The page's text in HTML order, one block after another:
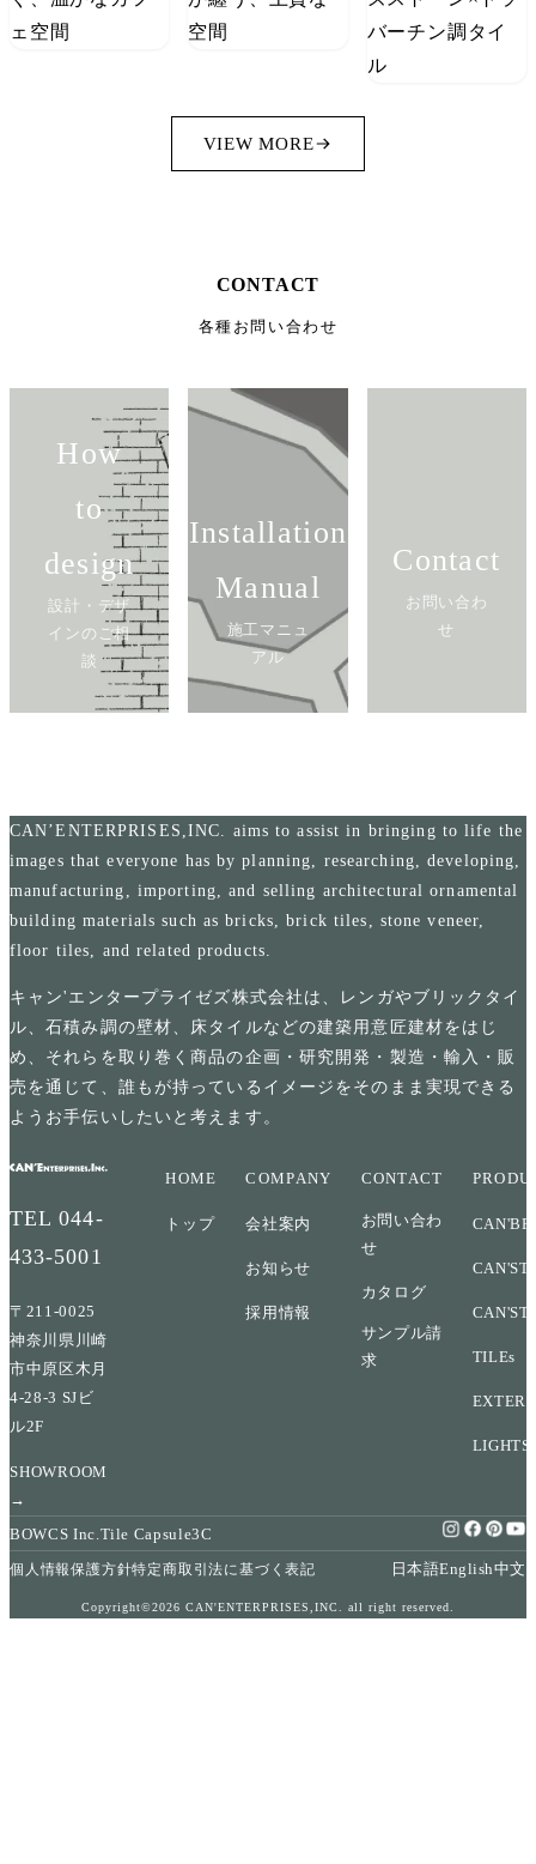
VIEW MORE
CONTACT
各種お問い合わせ
How
to
design
設計・デザ
インのご相
談
Installation
Manual
施工マニュ
アル
Contact
お問い合わ
せ
CAN’ENTERPRISES,INC. aims to assist in bringing to life the
images that everyone has by planning, researching, developing,
manufacturing, importing, and selling architectural ornamental
building materials such as bricks, brick tiles, stone veneer,
floor tiles, and related products.
キャン'エンタープライゼズ株式会社は、レンガやブリックタイ
ル、石積み調の壁材、床タイルなどの建築用意匠建材をはじ
め、それらを取り巻く商品の企画・研究開発・製造・輸入・販
売を通じて、誰もが持っているイメージをそのまま実現できる
ようお手伝いしたいと考えます。
TEL044-
433-5001
〒211-0025
神奈川県川崎
市中原区木月
4-28-3 SJビ
ル2F
SHOWROOM
→
HOME
トップ
COMPANY
会社案内
お知らせ
採用情報
CONTACT
お問い合わ
せ
カタログ
サンプル請
求
TILEs
LIGHTS
BOWCS Inc. Tile Capsule3C
個人情報保護方針特定商取引法に基づく表記 日本語English中文
Copyright©2026 CAN'ENTERPRISES,INC. all right reserved.